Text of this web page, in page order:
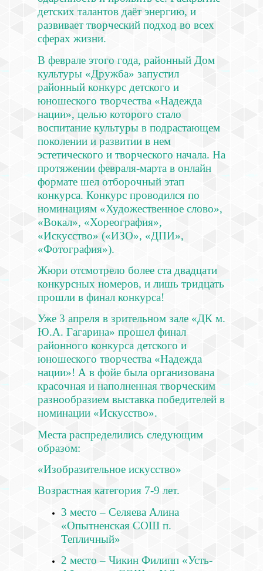
детских талантов даёт энергию, и
развивает творческий подход во всех
сферах жизни.
В феврале этого года, районный Дом
культуры «Дружба» запустил
районный конкурс детского и
юношеского творчества «Надежда
нации», целью которого стало
воспитание культуры в подрастающем
поколении и развитии в нем
эстетического и творческого начала. На
протяжении февраля-марта в онлайн
формате шел отборочный этап
конкурса. Конкурс проводился по
номинациям «Художественное слово»,
«Вокал», «Хореография»,
«Искусство» («ИЗО», «ДПИ»,
«Фотография»).
Жюри отсмотрело более ста двадцати
конкурсных номеров, и лишь тридцать
прошли в финал конкурса!
Уже 3 апреля в зрительном зале «ДК м.
Ю.А. Гагарина» прошел финал
районного конкурса детского и
юношеского творчества «Надежда
нации»! А в фойе была организована
красочная и наполненная творческим
разнообразием выставка победителей в
номинации «Искусство».
Места распределились следующим
образом:
«Изобразительное искусство»
Возрастная категория 7-9 лет.
3 место – Селяева Алина
«Опытненская СОШ п.
Тепличный»
2 место – Чикин Филипп «Усть-